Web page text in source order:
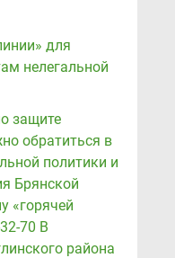
для
нелегальной
защите
обратиться в
политики и
Брянской
«горячей
70 В
района